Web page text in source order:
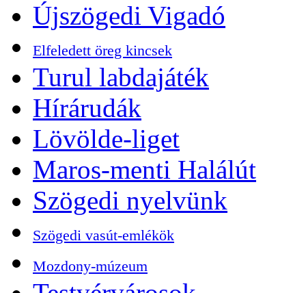
Újszögedi Vigadó
Elfeledett öreg kincsek
Turul labdajáték
Hírárudák
Lövölde-liget
Maros-menti Halálút
Szögedi nyelvünk
Szögedi vasút-emlékök
Mozdony-múzeum